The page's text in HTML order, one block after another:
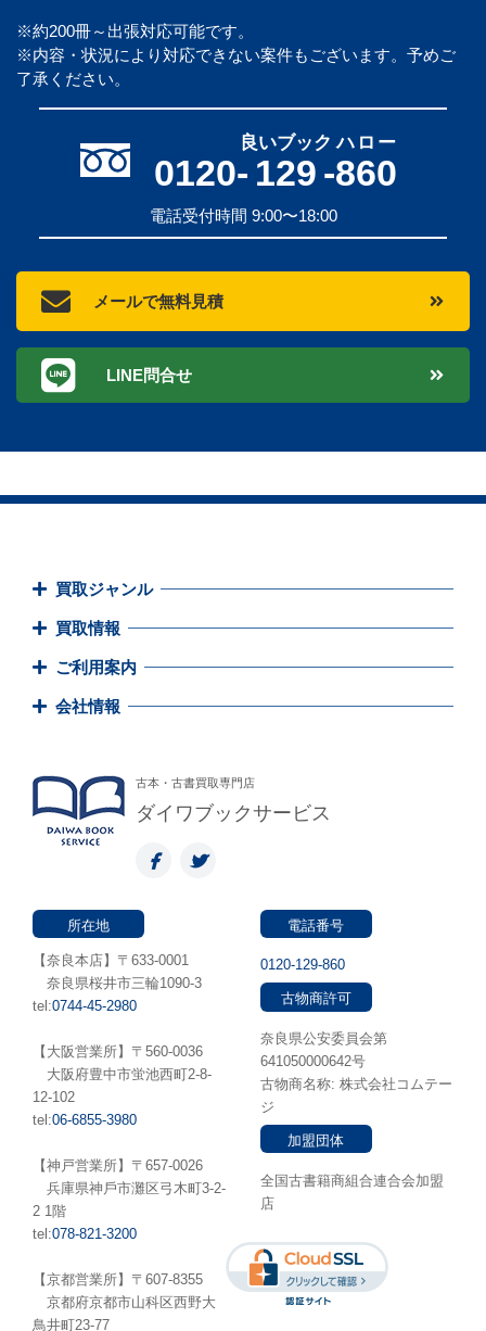
※約200冊～出張対応可能です。
※内容・状況により対応できない案件もございます。予めご
了承ください。
0120- 129
良いブック
-860
ハロー
電話受付時間 9:00〜18:00
メールで無料見積
LINE問合せ
買取ジャンル
買取情報
ご利用案内
会社情報
古本・古書買取専門店
ダイワブックサービス
所在地
【奈良本店】〒633-0001
奈良県桜井市三輪1090-3
tel:0744-45-2980
【大阪営業所】〒560-0036
⼤阪府豊中市蛍池⻄町2-8-
12-102
tel:06-6855-3980
【神戸営業所】〒657-0026
兵庫県神⼾市灘区弓木町3-2-
2 1階
tel:078-821-3200
【京都営業所】〒607-8355
京都府京都市山科区西野大
鳥井町23-77
電話番号
0120-129-860
古物商許可
奈良県公安委員会第
641050000642号
古物商名称: 株式会社コムテー
ジ
加盟団体
全国古書籍商組合連合会加盟
店